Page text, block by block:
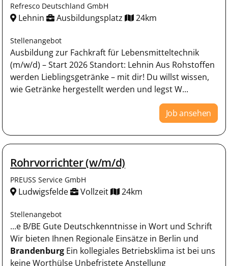
Refresco Deutschland GmbH
Lehnin Ausbildungsplatz 24km
Stellenangebot
Ausbildung zur Fachkraft für Lebensmitteltechnik
(m/w/d) – Start 2026 Standort: Lehnin Aus Rohstoffen
werden Lieblingsgetränke – mit dir! Du willst wissen,
wie Getränke hergestellt werden und legst W...
Job ansehen
Rohrvorrichter (w/m/d)
PREUSS Service GmbH
Ludwigsfelde Vollzeit 24km
Stellenangebot
...e B/BE Gute Deutschkenntnisse in Wort und Schrift
Wir bieten Ihnen Regionale Einsätze in Berlin und
Brandenburg Ein kollegiales Betriebsklima ist bei uns
keine Worthülse Unbefristete Anstellung